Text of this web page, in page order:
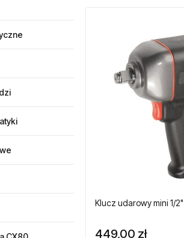
Klucz udarowy mini 1/2"
449,00 zł